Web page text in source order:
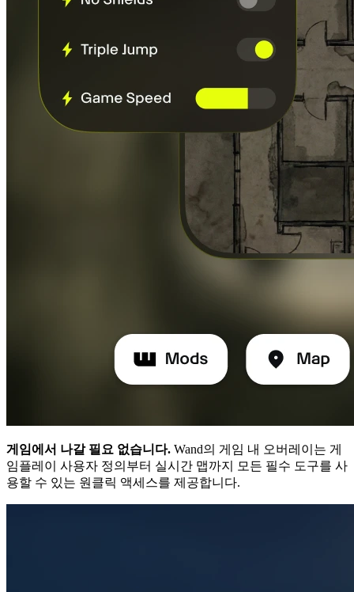
게임에서 나갈 필요 없습니다. Wand의 게임 내 오버레이는 게
임플레이 사용자 정의부터 실시간 맵까지 모든 필수 도구를 사
용할 수 있는 원클릭 액세스를 제공합니다.